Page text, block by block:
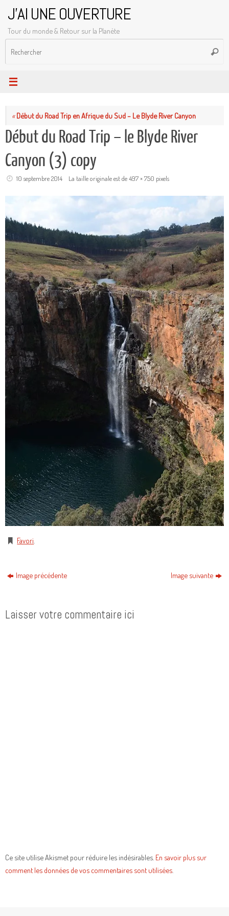
contenu
J'AI UNE OUVERTURE
Tour du monde & Retour sur la Planète
«Début du Road Trip en Afrique du Sud – Le Blyde River Canyon
Début du Road Trip – le Blyde River
Canyon (3) copy
10 septembre 2014 La taille originale est de497 × 750 pixels
Favori
Image précédente Image suivante
Laisser votre commentaire ici
Ce site utilise Akismet pour réduire les indésirables. En savoir plus sur
comment les données de vos commentaires sont utilisées